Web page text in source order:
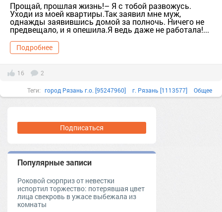
Прощай, прошлая жизнь!– Я с тобой развожусь.
Уходи из моей квартиры.Так заявил мне муж,
однажды заявившись домой за полночь. Ничего не
предвещало, и я опешила.Я ведь даже не работала!...
Подробнее
16 2
Теги: город Рязань г.о. [95247960] г. Рязань [1113577] Общее
Подписаться
Популярные записи
Роковой сюрприз от невестки
испортил торжество: потерявшая цвет
лица свекровь в ужасе выбежала из
комнаты